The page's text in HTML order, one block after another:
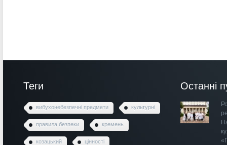
Теги
вибухонебезпечні предмети культурні
правила безпеки кремень
козацький цінності
Останні